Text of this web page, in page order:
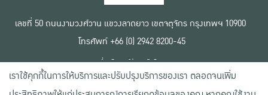
เลขที่ 50 ถนนงามวงศ์วาน แขวงลาดยาว เขตจตุจักร กรุงเทพฯ 10900
โทรศัพท์ +66 (0) 2942 8200-45
เงื่อนไขการใช้งานเว็บไซต์
ข้อตกลงด้านสิทธิ์ใช้งาน
นโยบายความเป็นส่วนตัว
เราใช้คุกกี้ในการให้บริการและปรับปรุงบริการของเรา ตลอดจนเพิ่ม